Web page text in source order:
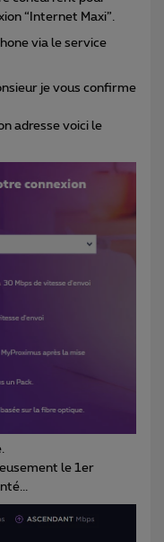
“Internet Maxi”.
via le service
je vous confirme
adresse voici le
le 1er